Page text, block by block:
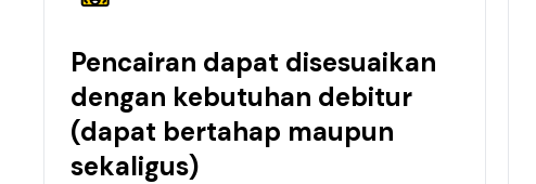
Pencairan dapat disesuaikan
dengan kebutuhan debitur
(dapat bertahap maupun
sekaligus)